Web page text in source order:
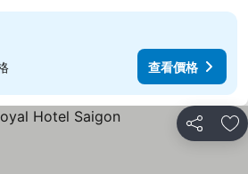
查看價格
分享 加